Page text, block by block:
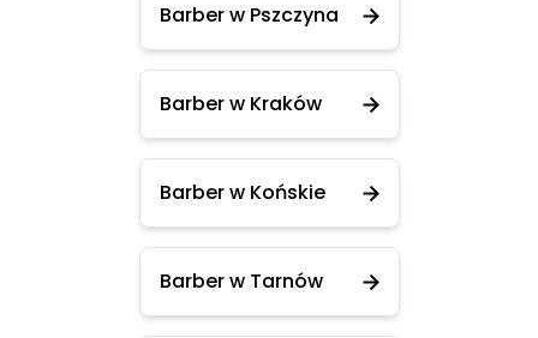
Barber w Pszczyna
Barber w Kraków
Barber w Końskie
Barber w Tarnów